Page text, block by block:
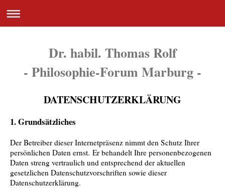
Dr. habil. Thomas Rolf
- Philosophie-Forum Marburg -
DATENSCHUTZERKLÄRUNG
1. Grundsätzliches
Der Betreiber dieser Internetpräsenz nimmt den Schutz Ihrer
persönlichen Daten ernst. Er behandelt Ihre personenbezogenen
Daten streng vertraulich und entsprechend der aktuellen
gesetzlichen Datenschutzvorschriften sowie dieser
Datenschutzerklärung.